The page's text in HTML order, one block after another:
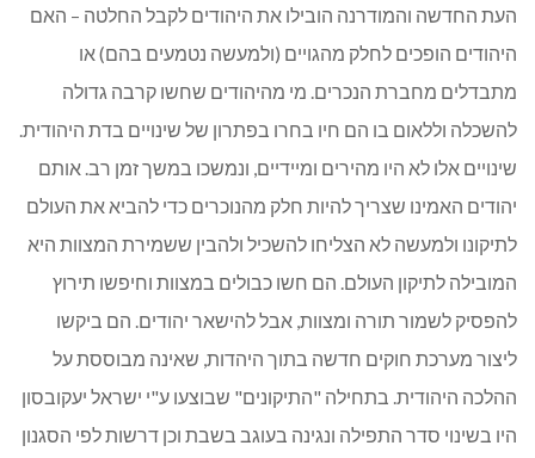
העת החדשה והמודרנה הובילו את היהודים לקבל החלטה – האם
היהודים הופכים לחלק מהגויים (ולמעשה נטמעים בהם) או
מתבדלים מחברת הנכרים. מי מהיהודים שחשו קרבה גדולה
להשכלה וללאום בו הם חיו בחרו בפתרון של שינויים בדת היהודית.
שינויים אלו לא היו מהירים ומיידיים, ונמשכו במשך זמן רב. אותם
יהודים האמינו שצריך להיות חלק מהנוכרים כדי להביא את העולם
לתיקונו ולמעשה לא הצליחו להשכיל ולהבין ששמירת המצוות היא
המובילה לתיקון העולם. הם חשו כבולים במצוות וחיפשו תירוץ
להפסיק לשמור תורה ומצוות, אבל להישאר יהודים. הם ביקשו
ליצור מערכת חוקים חדשה בתוך היהדות, שאינה מבוססת על
ההלכה היהודית. בתחילה "התיקונים" שבוצעו ע"י ישראל יעקובסון
היו בשינוי סדר התפילה ונגינה בעוגב בשבת וכן דרשות לפי הסגנון